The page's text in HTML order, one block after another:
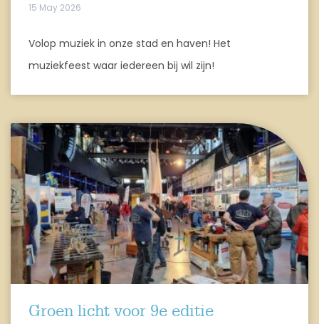
15 May 2026
Volop muziek in onze stad en haven! Het
muziekfeest waar iedereen bij wil zijn!
Groen licht voor 9e editie